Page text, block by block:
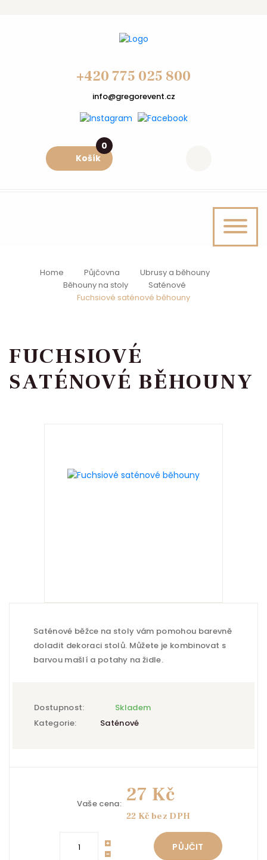
+420 775 025 800
info@gregorevent.cz
Košík
0
Home Půjčovna
Ubrusy a běhouny
Běhouny na stoly
Saténové
Fuchsiové saténové běhouny
FUCHSIOVÉ
SATÉNOVÉ BĚHOUNY
Saténové běžce na stoly vám pomohou barevně
doladit dekoraci stolů. Můžete je kombinovat s
barvou mašlí a potahy na židle.
Dostupnost:
Skladem
Kategorie:
Saténové
Vaše cena: 27 Kč
22 Kč bez DPH
PŮJČIT